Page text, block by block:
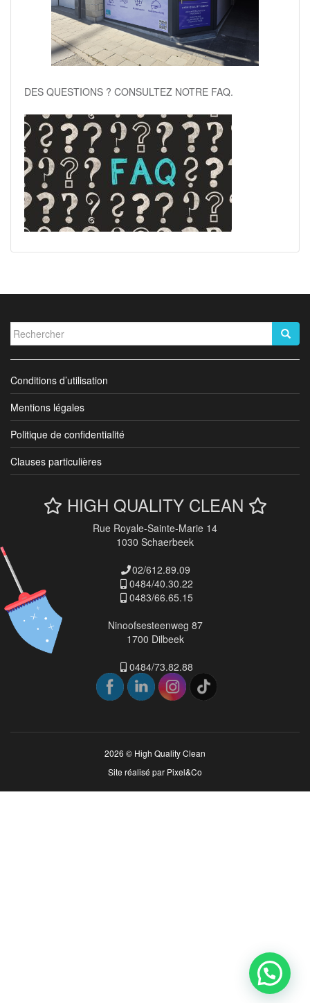
DES QUESTIONS ? CONSULTEZ NOTRE FAQ.
Rechercher...
Conditions d’utilisation
Mentions légales
Politique de confidentialité
Clauses particulières
HIGH QUALITY CLEAN
Rue Royale-Sainte-Marie 14
1030 Schaerbeek
02/612.89.09
0484/40.30.22
0483/66.65.15
Ninoofsesteenweg 87
1700 Dilbeek
0484/73.82.88
2026 © High Quality Clean
Site réalisé par Pixel&Co